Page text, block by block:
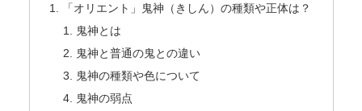
「オリエント」鬼神（きしん）の種類や正体は？
鬼神とは
鬼神と普通の鬼との違い
鬼神の種類や色について
鬼神の弱点